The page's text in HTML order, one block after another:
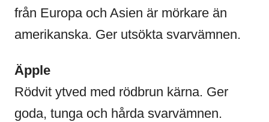
från Europa och Asien är mörkare än
amerikanska. Ger utsökta svarvämnen.
Äpple
Rödvit ytved med rödbrun kärna. Ger
goda, tunga och hårda svarvämnen.